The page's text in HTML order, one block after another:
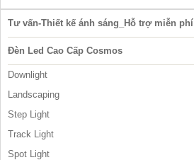
Tư vấn-Thiết kế ánh sáng_Hỗ trợ miễn phí
Đèn Led Cao Cấp Cosmos
Downlight
Landscaping
Step Light
Track Light
Spot Light